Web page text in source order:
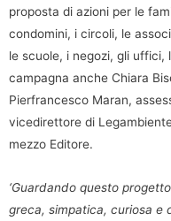
proposta di azioni per le
condomini, i circoli, le
le scuole, i negozi, gli uffici,
campagna anche Chiara
Pierfrancesco Maran,
vicedirettore di
mezzo Editore.
‘Guardando questo
greca, simpatica, curiosa e